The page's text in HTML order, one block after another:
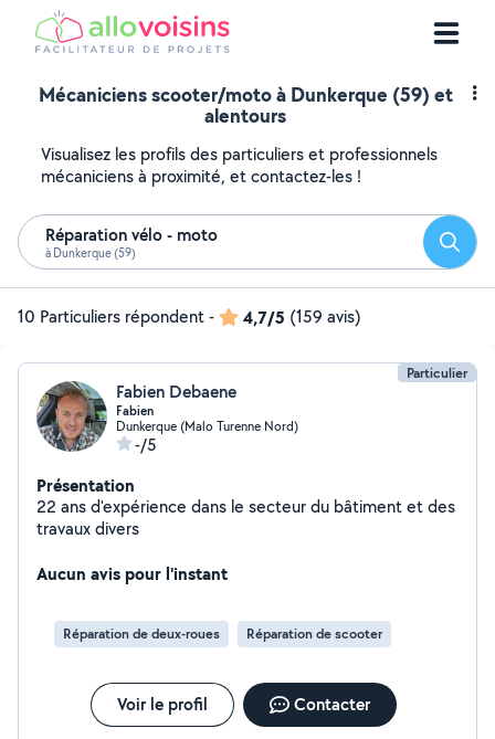
Mécaniciens scooter/moto à Dunkerque (59) et
alentours
Visualisez les profils des particuliers et professionnels
mécaniciens à proximité, et contactez-les !
Réparation vélo - moto
à Dunkerque (59)
10 Particuliers répondent- 4,7/5 (159 avis)
Particulier
Fabien Debaene
Fabien
Dunkerque (Malo Turenne Nord)
-/5
Présentation
22 ans d'expérience dans le secteur du bâtiment et des
travaux divers
Aucun avis pour l'instant
Réparation de deux-roues Réparation de scooter
Voir le profil Contacter